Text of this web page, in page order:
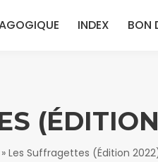
INDEX BON
» Les Suffragettes (Édition